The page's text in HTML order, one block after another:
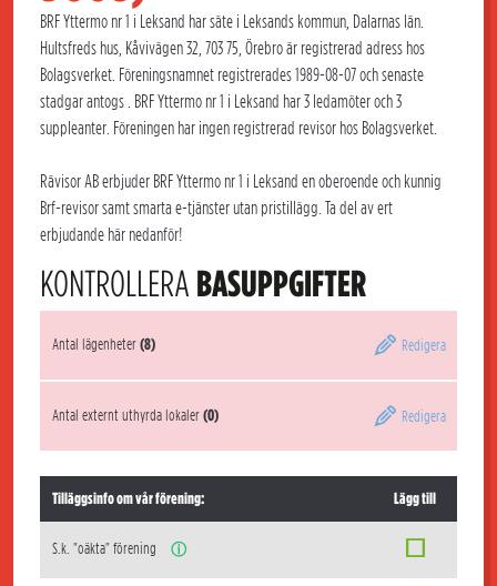
BRF Yttermo nr 1 i Leksand har säte i Leksands kommun, Dalarnas län.
Hultsfreds hus, Kåvivägen 32, 703 75, Örebro är registrerad adress hos
Bolagsverket. Föreningsnamnet registrerades 1989-08-07 och senaste
stadgar antogs . BRF Yttermo nr 1 i Leksand har 3 ledamöter och 3
suppleanter. Föreningen har ingen registrerad revisor hos Bolagsverket.
Rävisor AB erbjuder BRF Yttermo nr 1 i Leksand en oberoende och kunnig
Brf-revisor samt smarta e-tjänster utan pristillägg. Ta del av ert
erbjudande här nedanför!
KONTROLLERA BASUPPGIFTER
Antal lägenheter(8) Redigera
Antal externt uthyrda lokaler(0) Redigera
Tilläggsinfo om vår förening: Lägg till
S.k. "oäkta" förening ⓘ